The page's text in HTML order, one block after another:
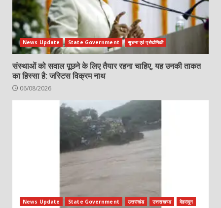
News Update State Government सुचना एवं प्रोद्योगिकी
संस्थाओं को सवाल पूछने के लिए तैयार रहना चाहिए, यह उनकी ताकत
का हिस्सा है: जस्टिस विक्रम नाथ
06/08/2026
News Update State Government उत्तराखंड उत्तराखण्ड देहरादून